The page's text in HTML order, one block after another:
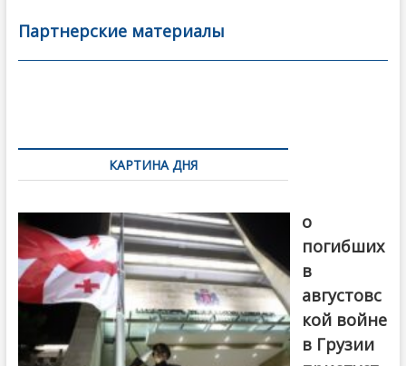
b
o
er l
а
в
Партнерские материалы
по
записямКАРТИНА ДНЯ
о
погибших
в
августовс
кой войне
в Грузии